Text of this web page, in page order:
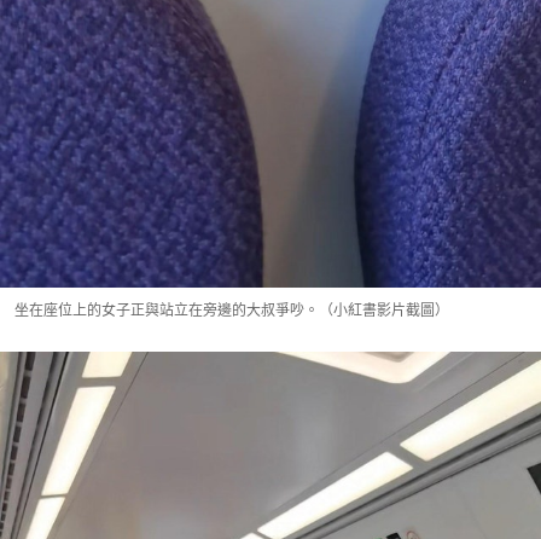
坐在座位上的女子正與站立在旁邊的大叔爭吵。（小紅書影片截圖）